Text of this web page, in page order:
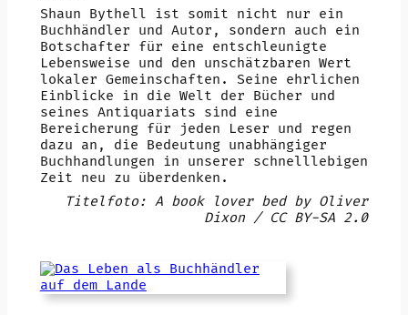
Shaun Bythell ist somit nicht nur ein
Buchhändler und Autor, sondern auch ein
Botschafter für eine entschleunigte
Lebensweise und den unschätzbaren Wert
lokaler Gemeinschaften. Seine ehrlichen
Einblicke in die Welt der Bücher und
seines Antiquariats sind eine
Bereicherung für jeden Leser und regen
dazu an, die Bedeutung unabhängiger
Buchhandlungen in unserer schnelllebigen
Zeit neu zu überdenken.
Titelfoto: A book lover bed by Oliver
Dixon / CC BY-SA 2.0